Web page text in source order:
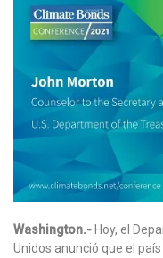
Washington.-Hoy, el
Unidos anunció que el